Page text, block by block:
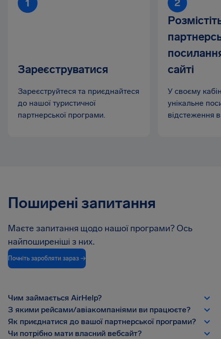
Зареєструватися
Зареєструйтеся та приєднайтеся
до нашої туристичної
партнерської програми.
сайті
У своєму
унікальне
відстеження
Поширені запитання
Маєте запитання щодо нашої програми? Ось
найпоширеніші з них.
Почніть заробляти зараз →
Чим займається AirHelp?
З якими рейсами/авіакомпаніями ви працюєте?
Як приєднатися до вашої партнерської програми?
Чи потрібно мати власний вебсайт?